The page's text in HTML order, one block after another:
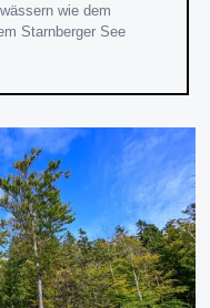
wie dem
Starnberger See